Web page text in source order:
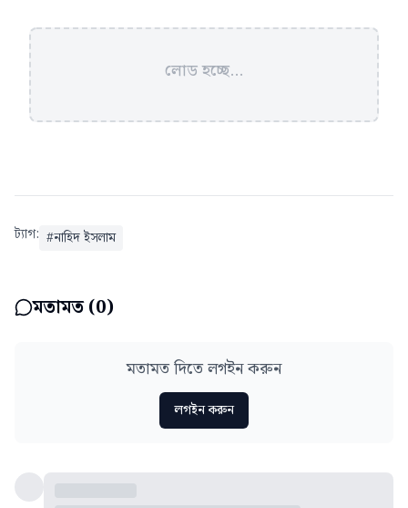
লোড হচ্ছে...
ট্যাগ: #নাহিদ ইসলাম
মতামত (0)
মতামত দিতে লগইন করুন
লগইন করুন